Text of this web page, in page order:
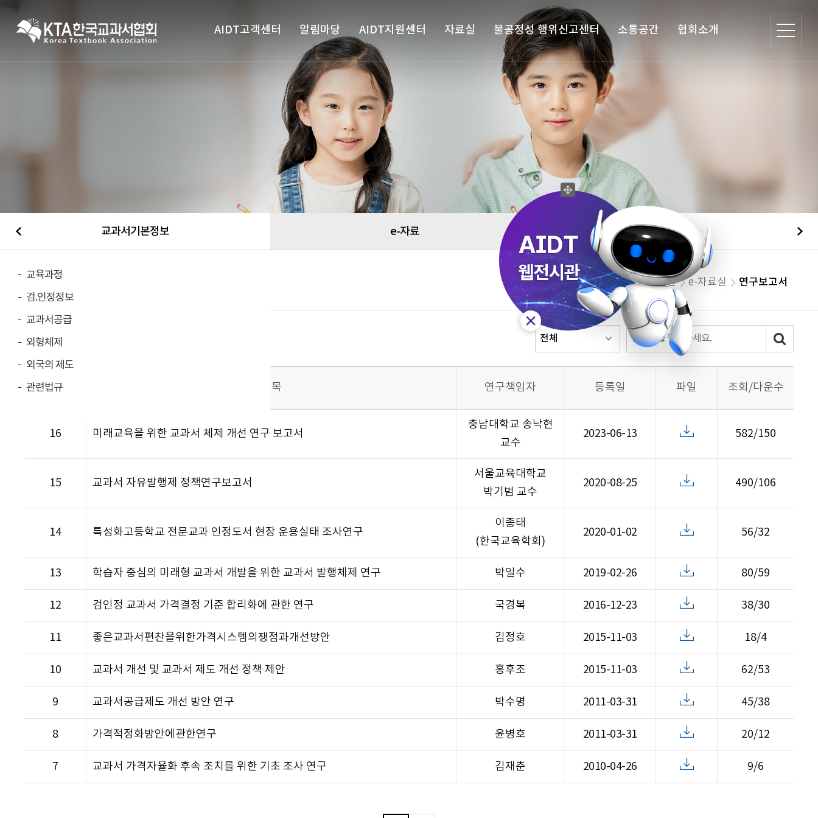
AIDT고객센터 알림마당 AIDT지원센터 자료실 불공정성 행위신고센터 소통공간 협회소개
교과서기본정보
교육과정
검.인정정보
교과서공급
외형체제
외국의 제도
관련법규
e-자료
연구보고서 자료실 e-자료실 연구보고서
총 게시물 :
번호 제목 연구책임자 등록일 파일 조회/다운수
16 미래교육을 위한 교과서 체제 개선 연구 보고서
충남대학교 송낙현
교수
2023-06-13 582/150
15 교과서 자유발행제 정책연구보고서
서울교육대학교
박기범 교수
2020-08-25 490/106
14 특성화고등학교 전문교과 인정도서 현장 운용실태 조사연구
이종태
(한국교육학회)
2020-01-02 56/32
13 학습자 중심의 미래형 교과서 개발을 위한 교과서 발행체제 연구 박일수 2019-02-26 80/59
12 검인정 교과서 가격결정 기준 합리화에 관한 연구 국경복 2016-12-23 38/30
11 좋은교과서편찬을위한가격시스템의쟁점과개선방안 김정호 2015-11-03 18/4
10 교과서 개선 및 교과서 제도 개선 정책 제안 홍후조 2015-11-03 62/53
9 교과서공급제도 개선 방안 연구 박수명 2011-03-31 45/38
8 가격적정화방안에관한연구 윤병호 2011-03-31 20/12
7 교과서 가격자율화 후속 조치를 위한 기초 조사 연구 김재춘 2010-04-26 9/6